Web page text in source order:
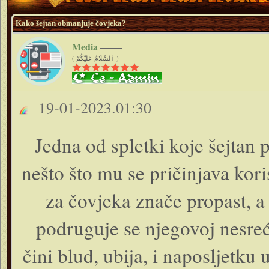
Kako šejtan obmanjuje čovjeka?
Media
( ٱلسَّلَامُ عَلَيْكُمْ )
19-01-2023.01:30
Jedna od spletki koje šejtan
nešto što mu se pričinjava
za čovjeka znače propast,
podruguje se njegovoj
čini blud, ubija, i naposljetku